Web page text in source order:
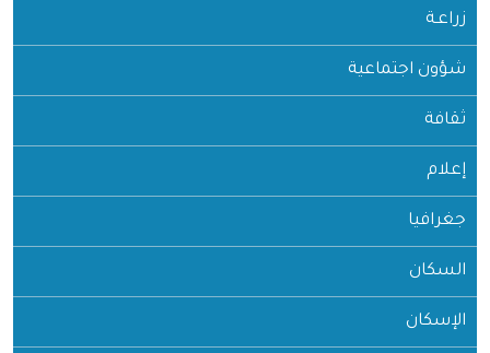
زراعـة
شؤون اجتماعية
ثقافة
إعلام
جغرافيا
السكان
الإسكان